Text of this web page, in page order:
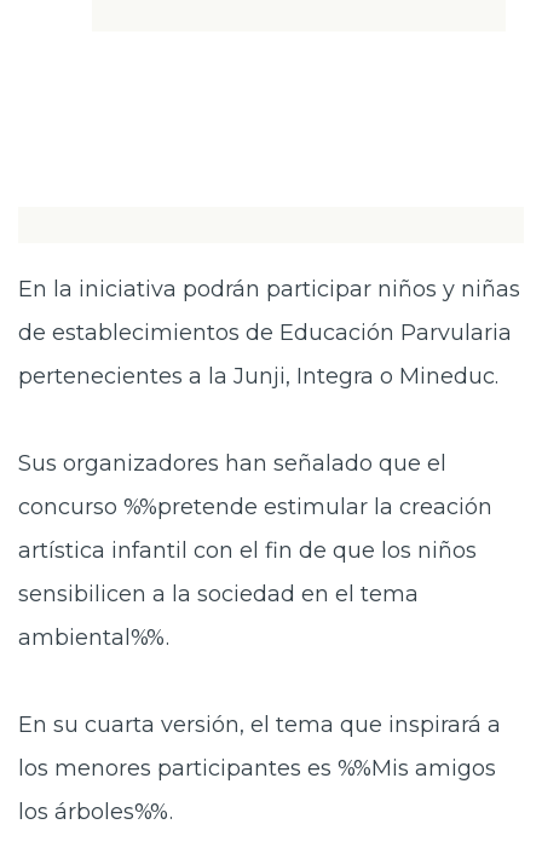
En la iniciativa podrán participar niños y niñas
de establecimientos de Educación Parvularia
pertenecientes a la Junji, Integra o Mineduc.
Sus organizadores han señalado que el
concurso %%pretende estimular la creación
artística infantil con el fin de que los niños
sensibilicen a la sociedad en el tema
ambiental%%.
En su cuarta versión, el tema que inspirará a
los menores participantes es %%Mis amigos
los árboles%%.